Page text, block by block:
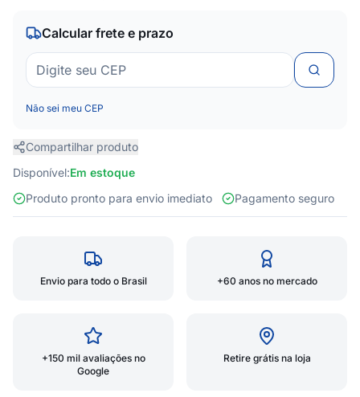
Calcular frete e prazo
Não sei meu CEP
Compartilhar produto
Disponível:Em estoque
Produto pronto para envio imediato
Pagamento seguro
Envio para todo o Brasil +60 anos no mercado
+150 mil avaliações no
Google
Retire grátis na loja